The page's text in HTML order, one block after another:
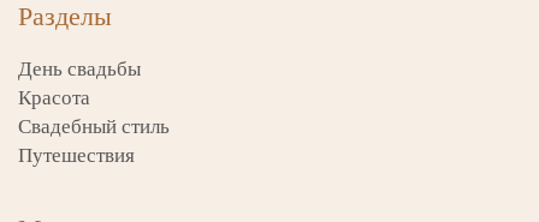
Разделы
День свадьбы
Красота
Свадебный стиль
Путешествия